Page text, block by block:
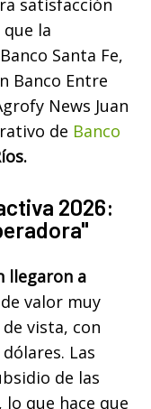
satisfacción
que la
Santa Fe,
Banco Entre
News Juan
de Banco
2026:
llegaron a
valor muy
vista, con
Las
de las
que hace que